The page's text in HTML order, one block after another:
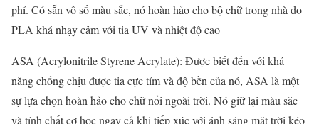
phí. Có sẵn vô số màu sắc, nó hoàn hảo cho bộ chữ trong nhà do
PLA khá nhạy cảm với tia UV và nhiệt độ cao
ASA (Acrylonitrile Styrene Acrylate): Được biết đến với khả
năng chống chịu được tia cực tím và độ bền của nó, ASA là một
sự lựa chọn hoàn hảo cho chữ nổi ngoài trời. Nó giữ lại màu sắc
và tính chất cơ học ngay cả khi tiếp xúc với ánh sáng mặt trời kéo